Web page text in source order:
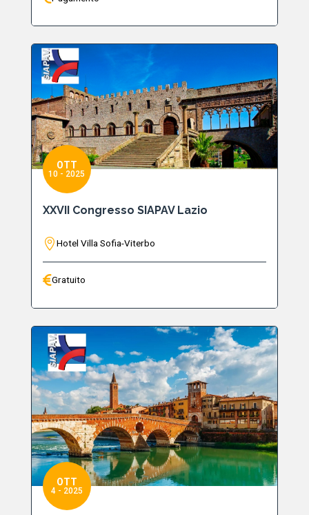
OTT
10 - 2025
XXVII Congresso SIAPAV Lazio
Hotel Villa Sofia-Viterbo
Gratuito
OTT
4 - 2025